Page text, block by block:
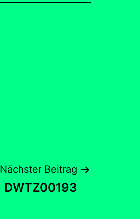
Nächster Beitrag
DWTZ00193